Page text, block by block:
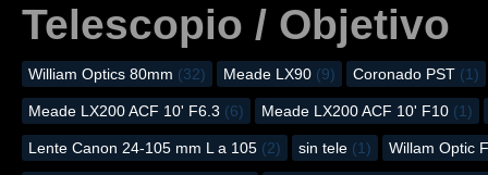
Telescopio / Objetivo
William Optics 80mm (32) Meade LX90 (9) Coronado PST (1)
Meade LX200 ACF 10' F6.3 (6) Meade LX200 ACF 10' F10 (1)
Lente Canon 24-105 mm L a 105 (2) sin tele (1) Willam Optic